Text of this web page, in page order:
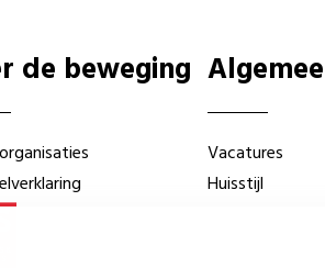
de beweging
Vacatures
Huisstijl